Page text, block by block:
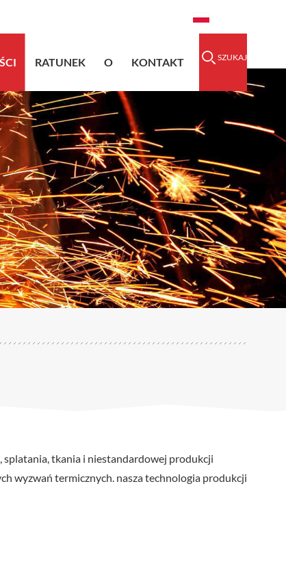
SZUKAJ
RATUNEK O KONTAKT
tkania i niestandardowej produkcji
wyzwań termicznych. nasza technologia produkcji